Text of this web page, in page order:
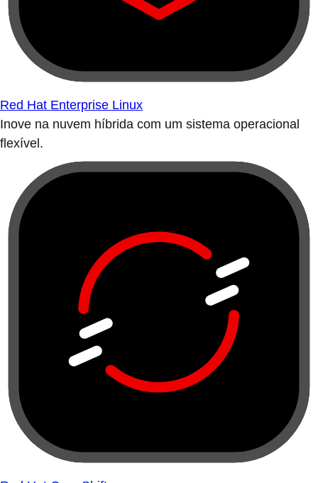
Red Hat Enterprise Linux
Inove na nuvem híbrida com um sistema operacional
flexível.